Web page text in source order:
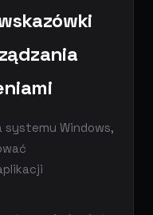
systemu Windows,